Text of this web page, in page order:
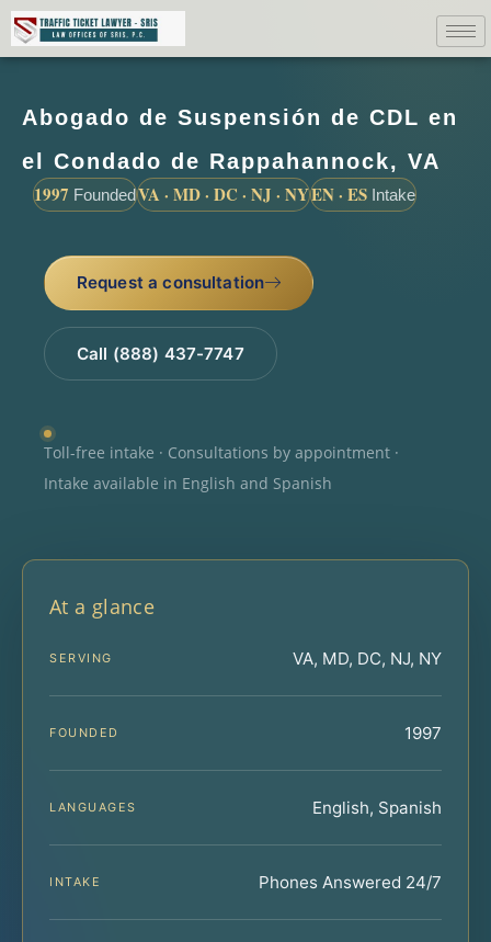
Abogado de Suspensión de CDL en
el Condado de Rappahannock, VA
1997 FoundedVA · MD · DC · NJ · NYEN · ES Intake
Request a consultation
Call (888) 437-7747
Toll-free intake · Consultations by appointment ·
Intake available in English and Spanish
At a glance
SERVING VA, MD, DC, NJ, NY
FOUNDED 1997
LANGUAGES English, Spanish
INTAKE Phones Answered 24/7